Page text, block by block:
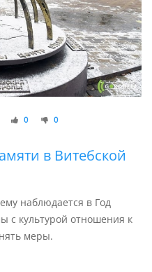
0 0
в Витебской
наблюдается в Год
с культурой отношения к
меры.